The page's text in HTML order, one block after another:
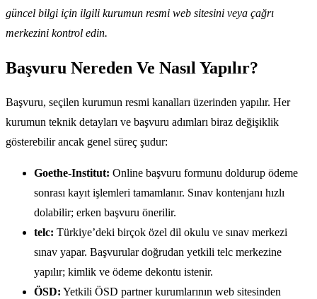
güncel bilgi için ilgili kurumun resmi web sitesini veya çağrı
merkezini kontrol edin.
Başvuru Nereden Ve Nasıl Yapılır?
Başvuru, seçilen kurumun resmi kanalları üzerinden yapılır. Her
kurumun teknik detayları ve başvuru adımları biraz değişiklik
gösterebilir ancak genel süreç şudur:
Goethe-Institut: Online başvuru formunu doldurup ödeme
sonrası kayıt işlemleri tamamlanır. Sınav kontenjanı hızlı
dolabilir; erken başvuru önerilir.
telc: Türkiye’deki birçok özel dil okulu ve sınav merkezi
sınav yapar. Başvurular doğrudan yetkili telc merkezine
yapılır; kimlik ve ödeme dekontu istenir.
ÖSD: Yetkili ÖSD partner kurumlarının web sitesinden